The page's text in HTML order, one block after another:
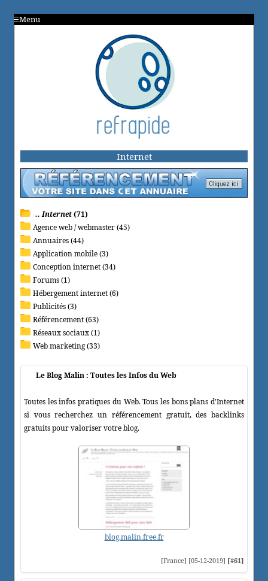
Menu
Internet
.. Internet(71)
Agence web / webmaster (45)
Annuaires (44)
Application mobile (3)
Conception internet (34)
Forums (1)
Hébergement internet (6)
Publicités (3)
Référencement (63)
Réseaux sociaux (1)
Web marketing (33)
Le Blog Malin : Toutes les Infos du Web
Toutes les infos pratiques du Web. Tous les bons plans d'Internet
si vous recherchez un référencement gratuit, des backlinks
gratuits pour valoriser votre blog.
blog.malin.free.fr
[France] [05-12-2019] [#61]